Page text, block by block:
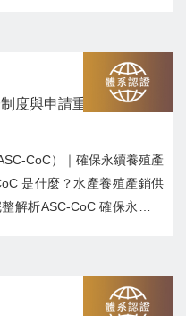
度與申請重點
CoC）｜確保永續養殖產
是什麼？水產養殖產銷供
解析ASC-CoC 確保永續養